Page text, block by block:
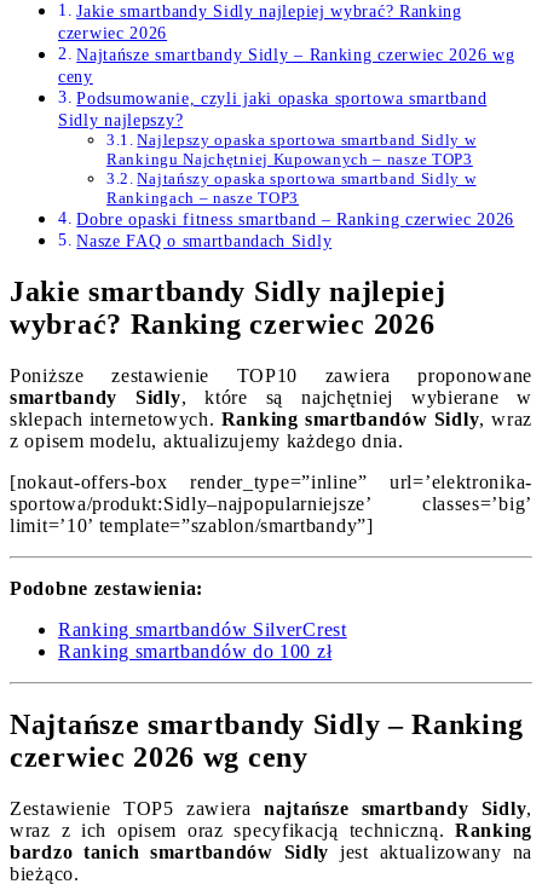
Jakie smartbandy Sidly najlepiej wybrać? Ranking
czerwiec 2026
Najtańsze smartbandy Sidly – Ranking czerwiec 2026 wg
ceny
Podsumowanie, czyli jaki opaska sportowa smartband
Sidly najlepszy?
Najlepszy opaska sportowa smartband Sidly w
Rankingu Najchętniej Kupowanych – nasze TOP3
Najtańszy opaska sportowa smartband Sidly w
Rankingach – nasze TOP3
Dobre opaski fitness smartband – Ranking czerwiec 2026
Nasze FAQ o smartbandach Sidly
Jakie smartbandy Sidly najlepiej
wybrać? Ranking czerwiec 2026
Poniższe zestawienie TOP10 zawiera proponowane
smartbandy Sidly, które są najchętniej wybierane w
sklepach internetowych. Ranking smartbandów Sidly, wraz
z opisem modelu, aktualizujemy każdego dnia.
[nokaut-offers-box render_type=”inline” url=’elektronika-
sportowa/produkt:Sidly–najpopularniejsze’ classes=’big’
limit=’10’ template=”szablon/smartbandy”]
Podobne zestawienia:
Ranking smartbandów SilverCrest
Ranking smartbandów do 100 zł
Najtańsze smartbandy Sidly – Ranking
czerwiec 2026 wg ceny
Zestawienie TOP5 zawieranajtańsze smartbandy Sidly,
wraz z ich opisem oraz specyfikacją techniczną.Ranking
bardzo tanich smartbandów Sidly jest aktualizowany na
bieżąco.